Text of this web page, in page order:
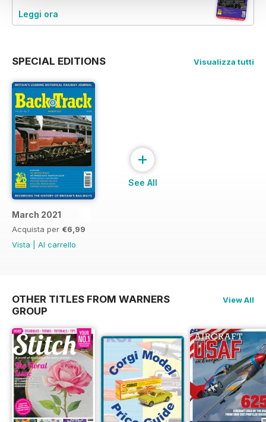
Leggi ora
SPECIAL EDITIONS Visualizza tutti
March 2021
Acquista per €6,99
Vista
Al carrello
+
See All
OTHER TITLES FROM WARNERS
GROUP
View All